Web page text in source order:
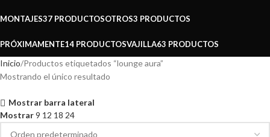
MONTAJES37 PRODUCTOSOTROS3 PRODUCTOS
PRÓXIMAMENTE14 PRODUCTOSVAJILLA63 PRODUCTOS
Inicio Productos etiquetados “lounge aura”
Mostrando el único resultado
Mostrar barra lateral
Mostrar9 12 18 24